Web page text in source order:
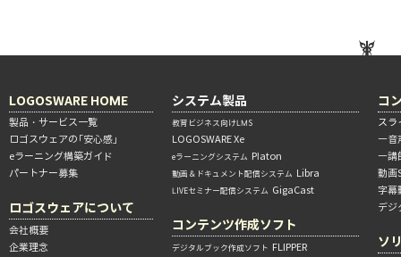
LOGOSWARE HOME
製品・サービス一覧
ロゴスウェアの「安心感」
eラーニング構築ガイド
パートナー募集
ロゴスウェアについて
会社概要
企業理念
システム製品
教育ビジネス向けLMS
LOGOSWARE Xe
eラーニングシステム Platon
動画＆ドキュメント配信システム Libra
LIVEセミナー配信システム GigaCast
コンテンツ作成ソフト
デジタルブック作成ソフト FLIPPER
コ
スラ
―音
―講
動画
字幕
デジ
ソ